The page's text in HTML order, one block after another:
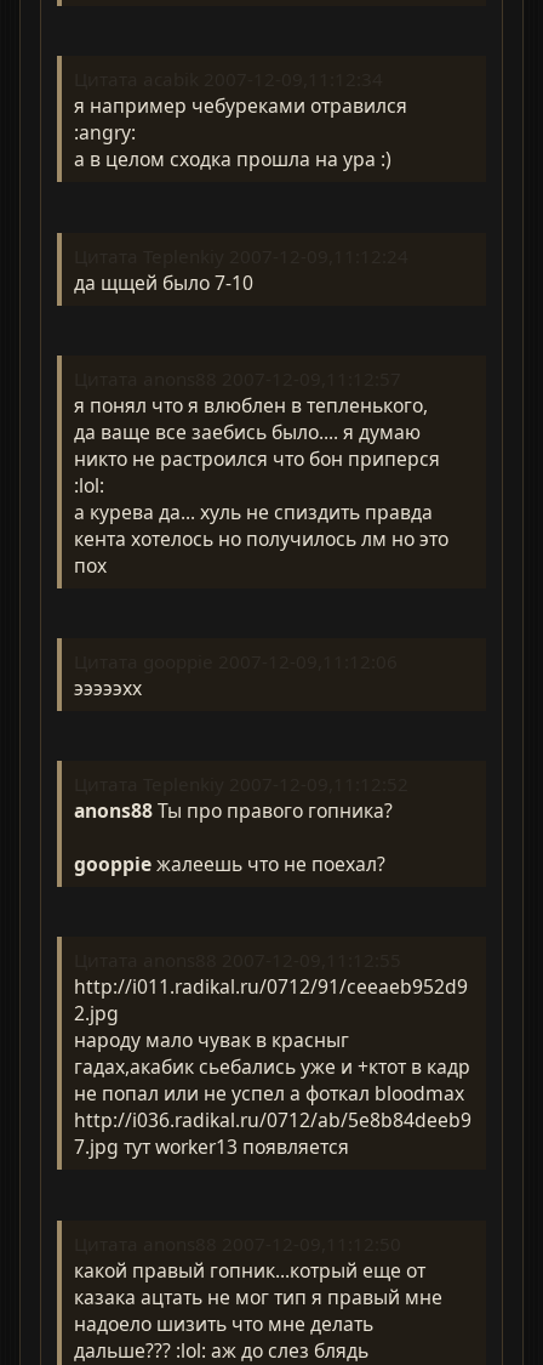
я например чебуреками отравился
:angry:
а в целом сходка прошла на ура :)
да щщей было 7-10
я понял что я влюблен в тепленького,
да ваще все заебись было.... я думаю
никто не растроился что бон приперся
:lol:
а курева да... хуль не спиздить правда
кента хотелось но получилось лм но это
пох
эээээхх
anons88Ты про правого гопника?
gooppieжалеешь что не поехал?
http://i011.radikal.ru/0712/91/ceeaeb952d9
2.jpg
народу мало чувак в красныг
гадах,акабик сьебались уже и +ктот в кадр
не попал или не успел а фоткал bloodmax
http://i036.radikal.ru/0712/ab/5e8b84deeb9
7.jpg тут worker13 появляется
какой правый гопник...котрый еще от
казака ацтать не мог тип я правый мне
надоело шизить что мне делать
дальше??? :lol: аж до слез блядь